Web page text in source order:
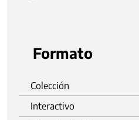
Formato
Colección
Interactivo